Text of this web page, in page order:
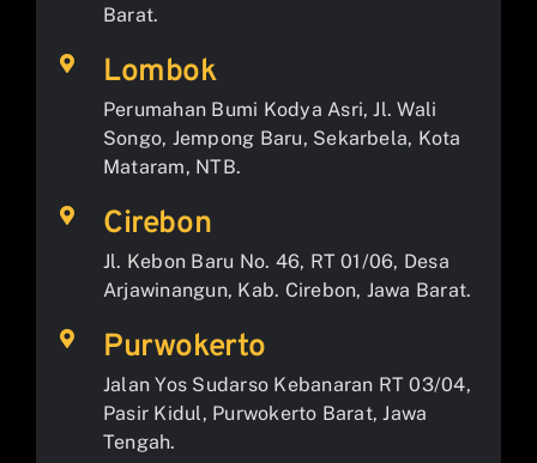
Barat.
Lombok
Perumahan Bumi Kodya Asri, Jl. Wali
Songo, Jempong Baru, Sekarbela, Kota
Mataram, NTB.
Cirebon
Jl. Kebon Baru No. 46, RT 01/06, Desa
Arjawinangun, Kab. Cirebon, Jawa Barat.
Purwokerto
Jalan Yos Sudarso Kebanaran RT 03/04,
Pasir Kidul, Purwokerto Barat, Jawa
Tengah.